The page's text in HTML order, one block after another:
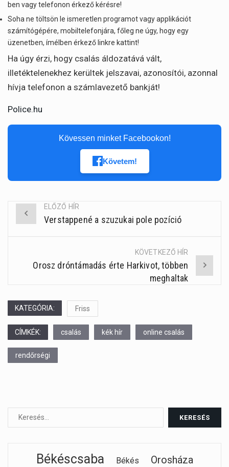
ben vagy telefonon érkező kérésre!
Soha ne töltsön le ismeretlen programot vagy applikációt
számítógépére, mobiltelefonjára, főleg ne úgy, hogy egy
üzenetben, ímélben érkező linkre kattint!
Ha úgy érzi, hogy csalás áldozatává vált,
illetéktelenekhez kerültek jelszavai, azonosítói, azonnal
hívja telefonon a számlavezető bankját!
Police.hu
Kövessen minket Facebookon!
Követem!
Post
ELŐZŐ HÍR
Verstappené a szuzukai pole pozíció
KÖVETKEZŐ HÍR
Orosz dróntámadás érte Harkivot, többen
meghaltak
KATEGÓRIA: Friss
CÍMKÉK: csalás kék hír online csalás
rendőrségi
Békéscsaba Békés
Orosháza